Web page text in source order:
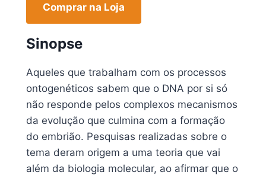
Comprar na Loja
Sinopse
Aqueles que trabalham com os processos
ontogenéticos sabem que o DNA por si só
não responde pelos complexos mecanismos
da evolução que culmina com a formação
do embrião. Pesquisas realizadas sobre o
tema deram origem a uma teoria que vai
além da biologia molecular, ao afirmar que o